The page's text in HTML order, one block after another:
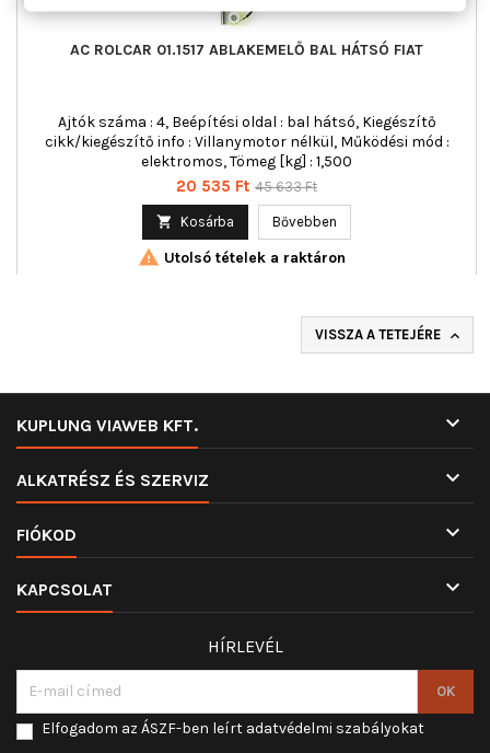
AC ROLCAR 01.1517 ABLAKEMELŐ BAL HÁTSÓ FIAT
Ajtók száma : 4, Beépítési oldal : bal hátsó, Kiegészítő
cikk/kiegészítő info : Villanymotor nélkül, Működési mód :
elektromos, Tömeg [kg] : 1,500
Ár
20 535 Ft Normál
45 633 Ft
 Kosárba Bővebben
 Utolsó tételek a raktáron
VISSZA A TETEJÉRE 
KUPLUNG VIAWEB KFT. 
ALKATRÉSZ ÉS SZERVIZ 
FIÓKOD 
KAPCSOLAT 
HÍRLEVÉL
Elfogadom az ÁSZF-ben leírt adatvédelmi szabályokat